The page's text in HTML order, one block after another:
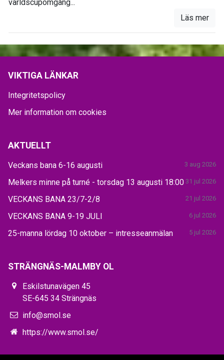
världscupomgång...
Läs mer
VIKTIGA LÄNKAR
Integritetspolicy
Mer information om cookies
AKTUELLT
Veckans bana 6-16 augusti 3 aug 2026
Melkers minne på turné - torsdag 13 augusti 18:00 31 jul 2026
VECKANS BANA 23/7-2/8 21 jul 2026
VECKANS BANA 9-19 JULI 6 jul 2026
25-manna lördag 10 oktober – intresseanmälan 5 jul 2026
STRÄNGNÄS-MALMBY OL
Eskilstunavägen 45
SE-645 34 Strängnäs
info@smol.se
https://www.smol.se/